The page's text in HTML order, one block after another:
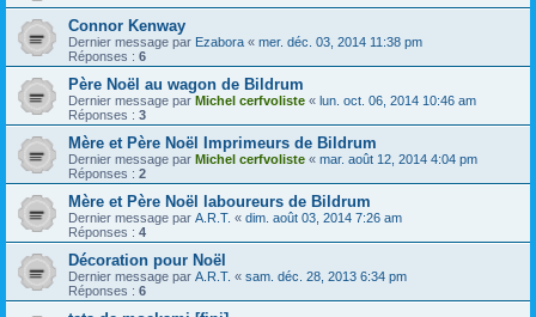
Connor Kenway
Dernier message par Ezabora « mer. déc. 03, 2014 11:38 pm
Réponses : 6
Père Noël au wagon de Bildrum
Dernier message par Michel cerfvoliste « lun. oct. 06, 2014 10:46 am
Réponses : 3
Mère et Père Noël Imprimeurs de Bildrum
Dernier message par Michel cerfvoliste « mar. août 12, 2014 4:04 pm
Réponses : 2
Mère et Père Noël laboureurs de Bildrum
Dernier message par A.R.T. « dim. août 03, 2014 7:26 am
Réponses : 4
Décoration pour Noël
Dernier message par A.R.T. « sam. déc. 28, 2013 6:34 pm
Réponses : 6